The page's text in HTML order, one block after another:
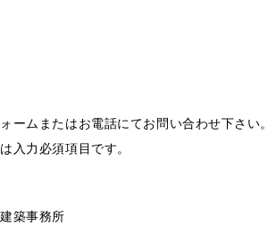
ームまたはお電話にてお問い合わせ下さい。
入力必須項目です。
築事務所